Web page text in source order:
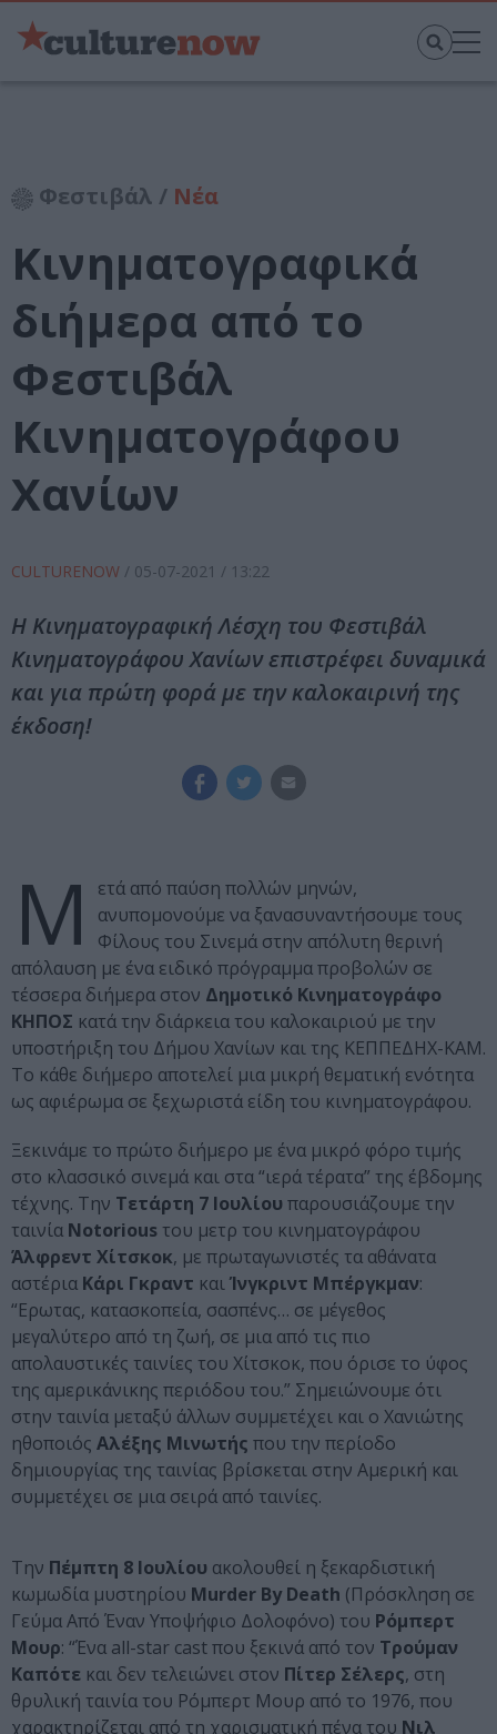
Φεστιβάλ / Νέα
Κινηματογραφικά
διήμερα από το
Φεστιβάλ
Κινηματογράφου
Χανίων
CULTURENOW / 05-07-2021 / 13:22
Η Κινηματογραφική Λέσχη του Φεστιβάλ
Κινηματογράφου Χανίων επιστρέφει δυναμικά
και για πρώτη φορά με την καλοκαιρινή της
έκδοση!
Μ
ετά από παύση πολλών μηνών,
ανυπομονούμε να ξανασυναντήσουμε τους
Φίλους του Σινεμά στην απόλυτη θερινή
απόλαυση με ένα ειδικό πρόγραμμα προβολών σε
τέσσερα διήμερα στον Δημοτικό Κινηματογράφο
ΚΗΠΟΣ κατά την διάρκεια του καλοκαιριού με την
υποστήριξη του Δήμου Χανίων και της ΚΕΠΠΕΔΗΧ-ΚΑΜ.
Το κάθε διήμερο αποτελεί μια μικρή θεματική ενότητα
ως αφιέρωμα σε ξεχωριστά είδη του κινηματογράφου.
Ξεκινάμε το πρώτο διήμερο με ένα μικρό φόρο τιμής
στο κλασσικό σινεμά και στα “ιερά τέρατα” της έβδομης
τέχνης. Την Τετάρτη 7 Ιουλίου παρουσιάζουμε την
ταινία Notorious του μετρ του κινηματογράφου
Άλφρεντ Χίτσκοκ, με πρωταγωνιστές τα αθάνατα
αστέρια Κάρι Γκραντ καιΊνγκριντ Μπέργκμαν:
“Ερωτας, κατασκοπεία, σασπένς… σε μέγεθος
μεγαλύτερο από τη ζωή, σε μια από τις πιο
απολαυστικές ταινίες του Χίτσκοκ, που όρισε το ύφος
της αμερικάνικης περιόδου του.” Σημειώνουμε ότι
στην ταινία μεταξύ άλλων συμμετέχει και ο Χανιώτης
ηθοποιός Αλέξης Μινωτής που την περίοδο
δημιουργίας της ταινίας βρίσκεται στην Αμερική και
συμμετέχει σε μια σειρά από ταινίες.
Την Πέμπτη 8 Ιουλίου ακολουθεί η ξεκαρδιστική
κωμωδία μυστηρίου Murder By Death (Πρόσκληση σε
Γεύμα Από Έναν Υποψήφιο Δολοφόνο) του Ρόμπερτ
Μουρ: “Ένα all-star cast που ξεκινά από τον Τρούμαν
Καπότε και δεν τελειώνει στον Πίτερ Σέλερς, στη
θρυλική ταινία του Ρόμπερτ Μουρ από το 1976, που
χαρακτηρίζεται από τη χαρισματική πένα του Νιλ